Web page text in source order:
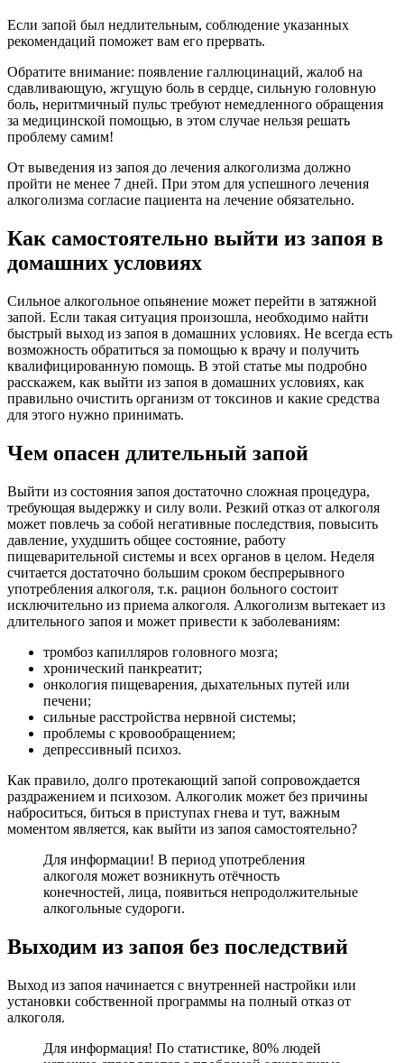
Если запой был недлительным, соблюдение указанных
рекомендаций поможет вам его прервать.
Обратите внимание: появление галлюцинаций, жалоб на
сдавливающую, жгущую боль в сердце, сильную головную
боль, неритмичный пульс требуют немедленного обращения
за медицинской помощью, в этом случае нельзя решать
проблему самим!
От выведения из запоя до лечения алкоголизма должно
пройти не менее 7 дней. При этом для успешного лечения
алкоголизма согласие пациента на лечение обязательно.
Как самостоятельно выйти из запоя в
домашних условиях
Сильное алкогольное опьянение может перейти в затяжной
запой. Если такая ситуация произошла, необходимо найти
быстрый выход из запоя в домашних условиях. Не всегда есть
возможность обратиться за помощью к врачу и получить
квалифицированную помощь. В этой статье мы подробно
расскажем, как выйти из запоя в домашних условиях, как
правильно очистить организм от токсинов и какие средства
для этого нужно принимать.
Чем опасен длительный запой
Выйти из состояния запоя достаточно сложная процедура,
требующая выдержку и силу воли. Резкий отказ от алкоголя
может повлечь за собой негативные последствия, повысить
давление, ухудшить общее состояние, работу
пищеварительной системы и всех органов в целом. Неделя
считается достаточно большим сроком беспрерывного
употребления алкоголя, т.к. рацион больного состоит
исключительно из приема алкоголя. Алкоголизм вытекает из
длительного запоя и может привести к заболеваниям:
тромбоз капилляров головного мозга;
хронический панкреатит;
онкология пищеварения, дыхательных путей или
печени;
сильные расстройства нервной системы;
проблемы с кровообращением;
депрессивный психоз.
Как правило, долго протекающий запой сопровождается
раздражением и психозом. Алкоголик может без причины
наброситься, биться в приступах гнева и тут, важным
моментом является, как выйти из запоя самостоятельно?
Для информации! В период употребления
алкоголя может возникнуть отёчность
конечностей, лица, появиться непродолжительные
алкогольные судороги.
Выходим из запоя без последствий
Выход из запоя начинается с внутренней настройки или
установки собственной программы на полный отказ от
алкоголя.
Для информация! По статистике, 80% людей